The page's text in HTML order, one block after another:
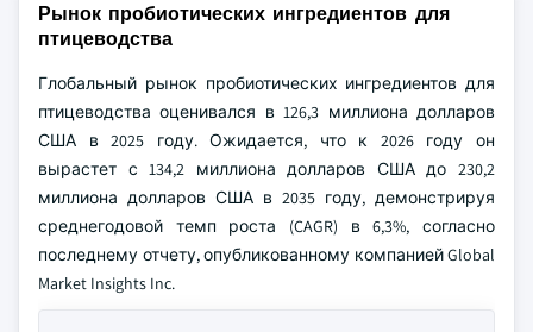
Рынок пробиотических ингредиентов для
птицеводства
Глобальный рынок пробиотических ингредиентов для
птицеводства оценивался в 126,3 миллиона долларов
США в 2025 году. Ожидается, что к 2026 году он
вырастет с 134,2 миллиона долларов США до 230,2
миллиона долларов США в 2035 году, демонстрируя
среднегодовой темп роста (CAGR) в 6,3%, согласно
последнему отчету, опубликованному компанией Global
Market Insights Inc.